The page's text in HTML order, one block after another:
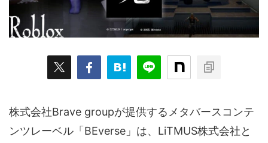
Roblox TGS VRChat
にじさんじ アニメ アプリ
アミューズメント オーディション
グルメ ゲーム コスプレ スポーツ
ソーシャルVR デジモノ バーチャルYouTuber
株式会社Brave groupが提供するメタバースコンテ
ンツレーベル「BEverse」は、LiTMUS株式会社と